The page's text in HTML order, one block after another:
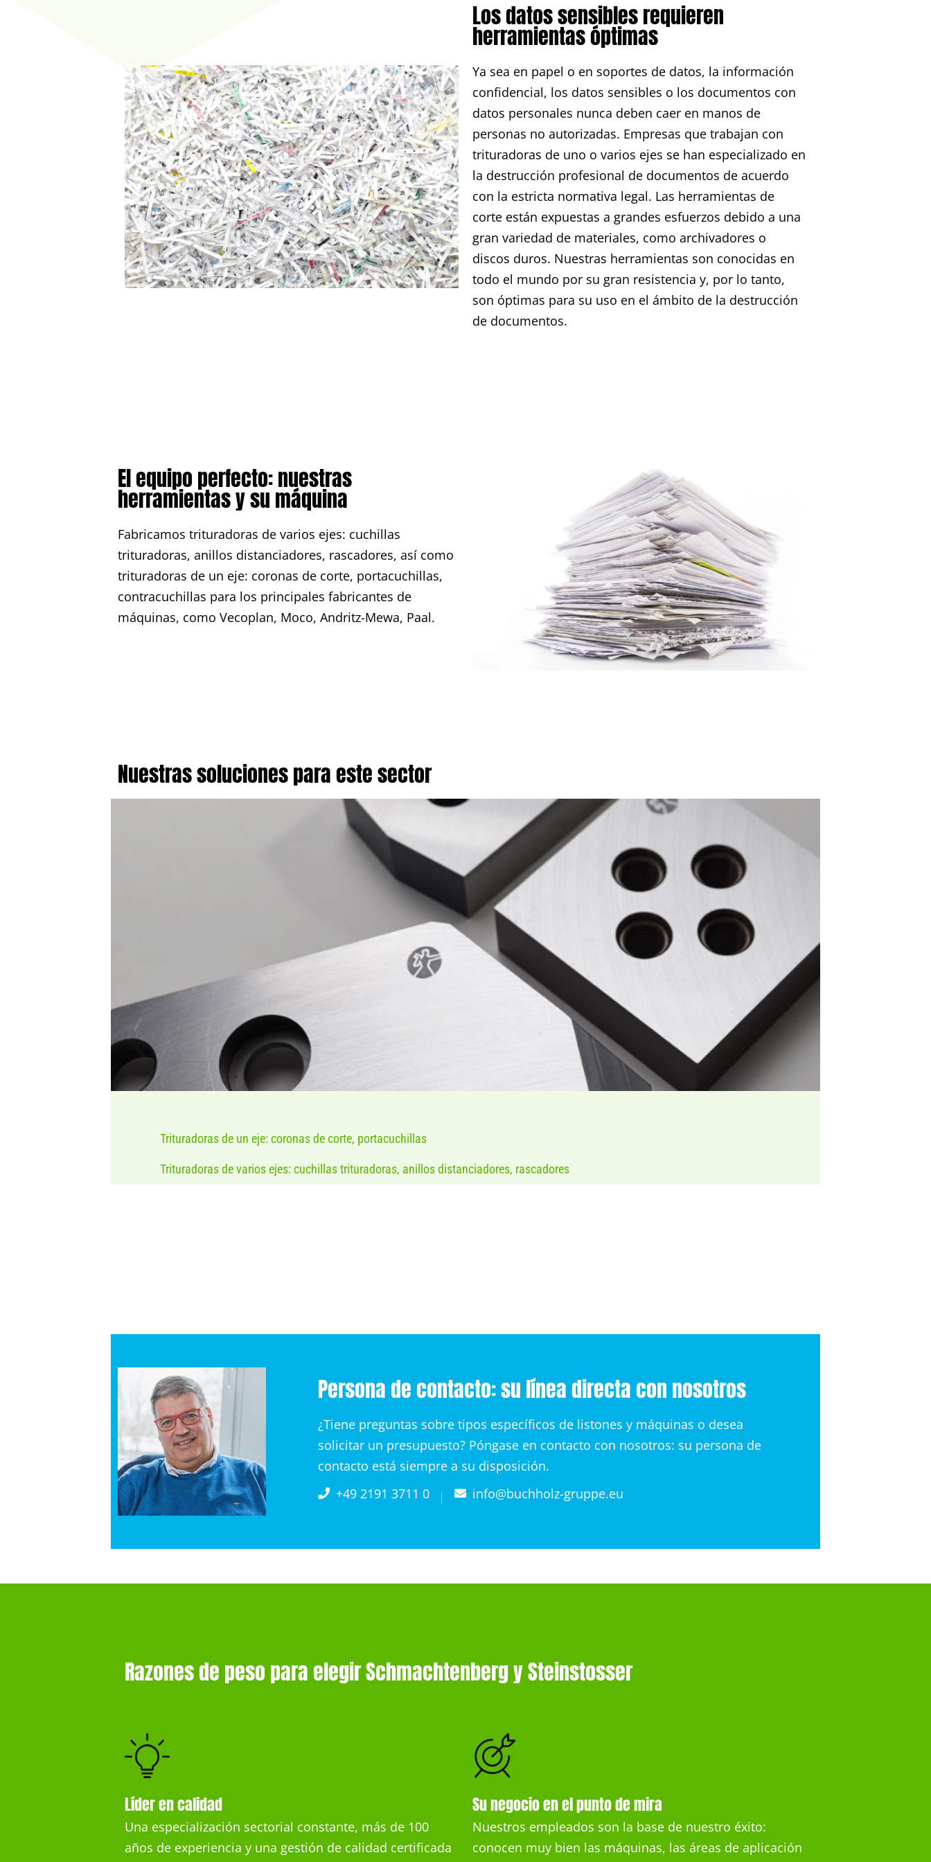
Los datos sensibles requieren
herramientas óptimas
Ya sea en papel o en soportes de datos, la información
confidencial, los datos sensibles o los documentos con
datos personales nunca deben caer en manos de
personas no autorizadas. Empresas que trabajan con
trituradoras de uno o varios ejes se han especializado en
la destrucción profesional de documentos de acuerdo
con la estricta normativa legal. Las herramientas de
corte están expuestas a grandes esfuerzos debido a una
gran variedad de materiales, como archivadores o
discos duros. Nuestras herramientas son conocidas en
todo el mundo por su gran resistencia y, por lo tanto,
son óptimas para su uso en el ámbito de la destrucción
de documentos.
El equipo perfecto: nuestras
herramientas y su máquina
Fabricamos trituradoras de varios ejes: cuchillas
trituradoras, anillos distanciadores, rascadores, así como
trituradoras de un eje: coronas de corte, portacuchillas,
contracuchillas para los principales fabricantes de
máquinas, como Vecoplan, Moco, Andritz-Mewa, Paal.
Nuestras soluciones para este sector
Trituradoras de un eje: coronas de corte, portacuchillas
Trituradoras de varios ejes: cuchillas trituradoras, anillos distanciadores, rascadores
Persona de contacto: su línea directa con nosotros
¿Tiene preguntas sobre tipos específicos de listones y máquinas o desea
solicitar un presupuesto? Póngase en contacto con nosotros: su persona de
contacto está siempre a su disposición.
+49 2191 3711 0
info@buchholz-gruppe.eu
Razones de peso para elegir Schmachtenberg y Steinstosser
Líder en calidad
Una especialización sectorial constante, más de 100
años de experiencia y una gestión de calidad certificada
Su negocio en el punto de mira
Nuestros empleados son la base de nuestro éxito:
conocen muy bien las máquinas, las áreas de aplicación